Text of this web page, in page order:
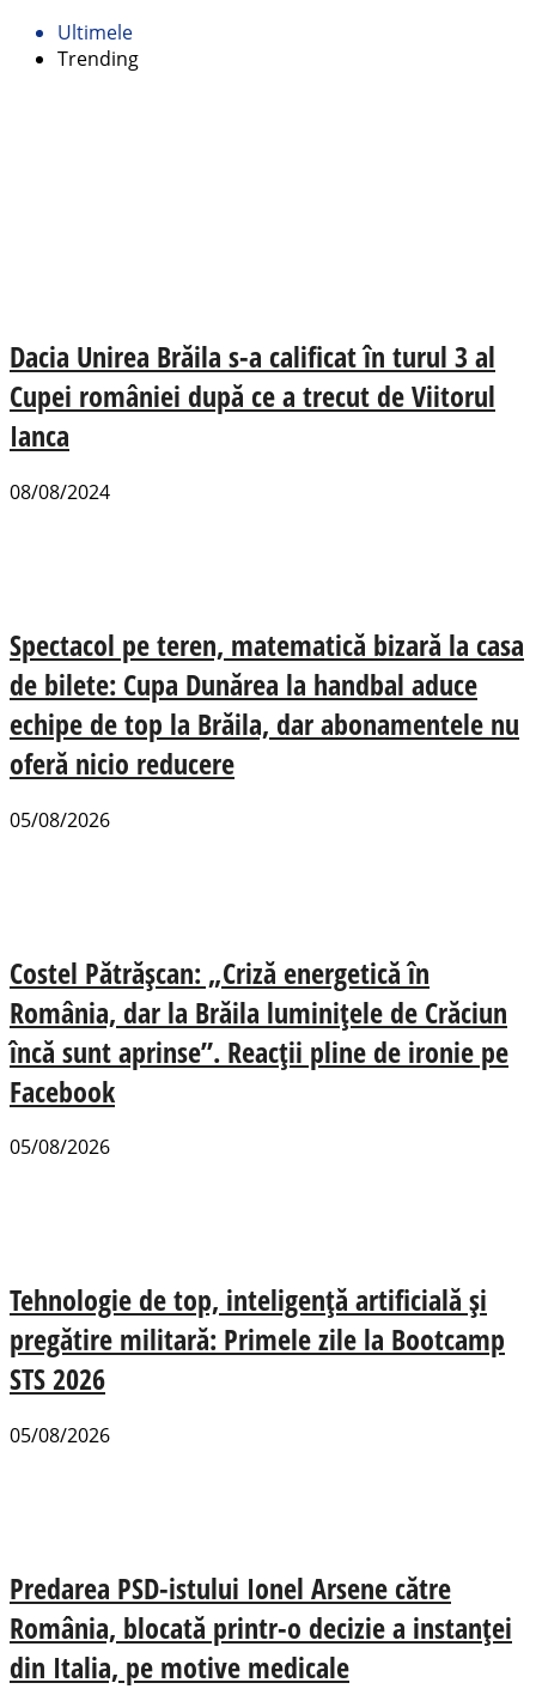
Ultimele
Trending
Dacia Unirea Brăila s-a calificat în turul 3 al
Cupei româniei după ce a trecut de Viitorul
Ianca
08/08/2024
Spectacol pe teren, matematică bizară la casa
de bilete: Cupa Dunărea la handbal aduce
echipe de top la Brăila, dar abonamentele nu
oferă nicio reducere
05/08/2026
Costel Pătrășcan: „Criză energetică în
România, dar la Brăila luminițele de Crăciun
încă sunt aprinse”. Reacții pline de ironie pe
Facebook
05/08/2026
Tehnologie de top, inteligență artificială și
pregătire militară: Primele zile la Bootcamp
STS 2026
05/08/2026
Predarea PSD-istului Ionel Arsene către
România, blocată printr-o decizie a instanței
din Italia, pe motive medicale